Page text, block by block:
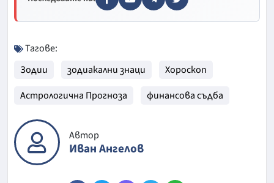
Тагове:
Зодии
зодиакални знаци
Хороскоп
Астрологична Прогноза
финансова съдба
Автор
Иван Ангелов